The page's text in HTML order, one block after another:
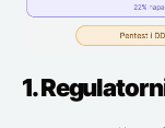
1.